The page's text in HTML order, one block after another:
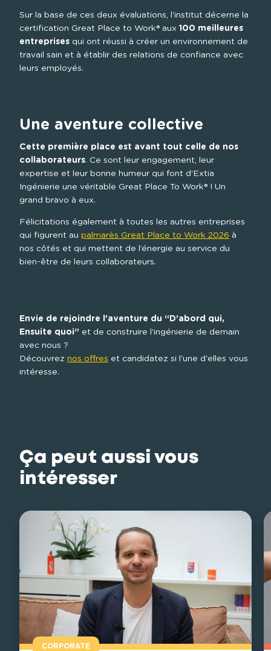
Sur la base de ces deux évaluations, l'institut décerne la
certification Great Place to Work® aux 100 meilleures
entreprises qui ont réussi à créer un environnement de
travail sain et à établir des relations de confiance avec
leurs employés.
Une aventure collective
Cette première place est avant tout celle de nos
collaborateurs. Ce sont leur engagement, leur
expertise et leur bonne humeur qui font d'Extia
Ingénierie une véritable Great Place To Work® ! Un
grand bravo à eux.
Félicitations également à toutes les autres entreprises
qui figurent au palmarès Great Place to Work 2026 à
nos côtés et qui mettent de l’énergie au service du
bien-être de leurs collaborateurs.
Envie de rejoindre l'aventure du “D’abord qui,
Ensuite quoi” et de construire l'ingénierie de demain
avec nous ?
Découvrez nos offres et candidatez si l'une d'elles vous
intéresse.
Ça peut aussi vous
intéresser
CORPORATE